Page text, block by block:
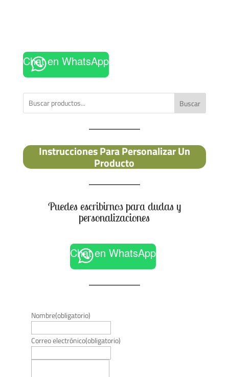
Chat en WhatsApp
Buscar
Instrucciones Para Personalizar Un
Producto
Puedes escribirnos para dudas y
personalizaciones
Chat en WhatsApp
Nombre(obligatorio)
Correo electrónico(obligatorio)